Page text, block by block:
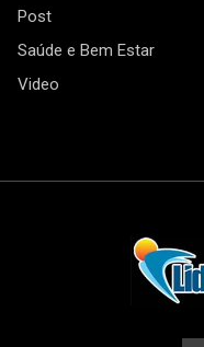
Post
Saúde e Bem Estar
Video